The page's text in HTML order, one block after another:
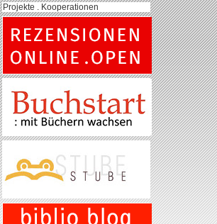
Projekte . Kooperationen